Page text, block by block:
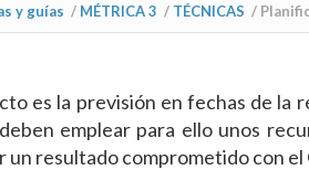
y guías / MÉTRICA 3 / TÉCNICAS /
es la previsión en fechas de la
emplear para ello unos
un resultado comprometido con el